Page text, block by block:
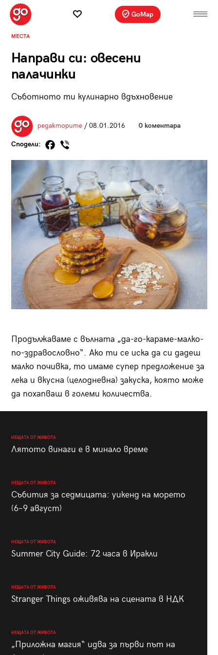
GoMap
МЕСТА
Направи си: овесени
палачинки
Съботното ти кулинарно вдъхновение
редакторите/ 08.01.2016 0 коментара
Сподели:
Продължаваме с вълната „да-го-караме-малко-
по-здравословно“. Ако ти се иска да си дадеш
малко почивка, то имаме супер предложение за
лека и вкусна (целодневна) закуска, която може
да похапваш в големи количества.
НЕЩАТА ОТ ЖИВОТА
Лятото винаги е в минало време
НЕЩАТА ОТ ЖИВОТА
Събития за седмицата: уикенд на морето
(6–9 август)
НЕЩАТА ОТ ЖИВОТА
Summer City Guide: 72 часа в Иракли
НЕЩАТА ОТ ЖИВОТА
Stranger Things оживява на сцената в НДК
НЕЩАТА ОТ ЖИВОТА
„Приложна магия“ идва за първи път на